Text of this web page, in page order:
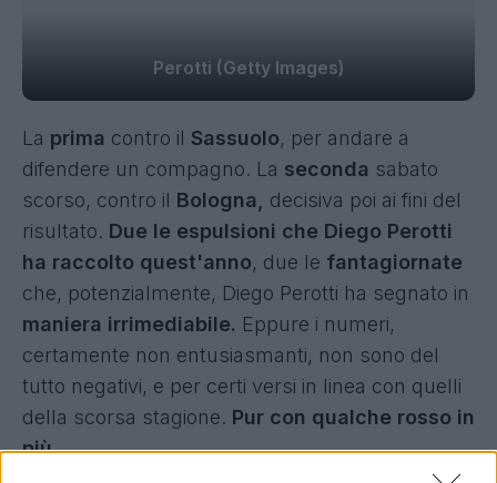
Perotti (Getty Images)
La prima contro il Sassuolo, per andare a
difendere un compagno. La seconda sabato
scorso, contro il Bologna,
decisiva poi ai fini del
risultato. Due le espulsioni che Diego Perotti
ha raccolto quest'anno, due le fantagiornate
che, potenzialmente, Diego Perotti ha segnato in
maniera irrimediabile. Eppure i numeri,
certamente non entusiasmanti, non sono del
tutto negativi, e per certi versi in linea con quelli
della scorsa stagione. Pur con qualche rosso in
più.